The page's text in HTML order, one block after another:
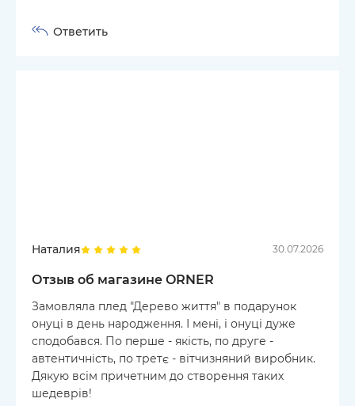
Ответить
Наталия 30.07.2026
Отзыв об магазине ORNER
Замовляла плед "Дерево життя" в подарунок
онуці в день народження. І мені, і онуці дуже
сподобався. По перше - якість, по друге -
автентичність, по третє - вітчизняний виробник.
Дякую всім причетним до створення таких
шедеврів!